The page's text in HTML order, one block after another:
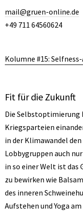
mail@gruen-online.de
+49 711 64560624
Kolumne #15:
Fit für die Zukunft
Die Selbstoptimierung
Kriegsparteien
in der Klimawandel
Lobbygruppen auch
in so einer Welt ist das
zu bewirken wie
des inneren
Aufstehen und Yoga